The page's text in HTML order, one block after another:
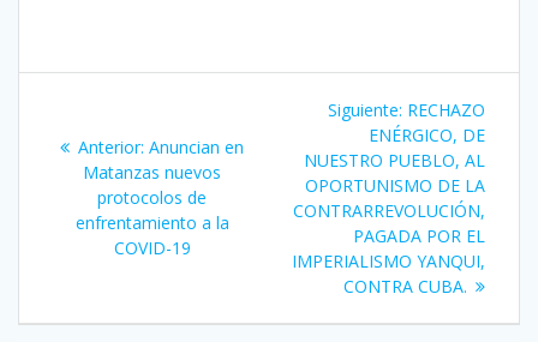
de
entradas
Anterior: Entrada
anterior:
Anuncian en
Matanzas nuevos
protocolos de
enfrentamiento a la
COVID-19
Siguiente: Siguiente
entrada:
RECHAZO
ENÉRGICO, DE
NUESTRO PUEBLO, AL
OPORTUNISMO DE LA
CONTRARREVOLUCIÓN,
PAGADA POR EL
IMPERIALISMO YANQUI,
CONTRA CUBA.